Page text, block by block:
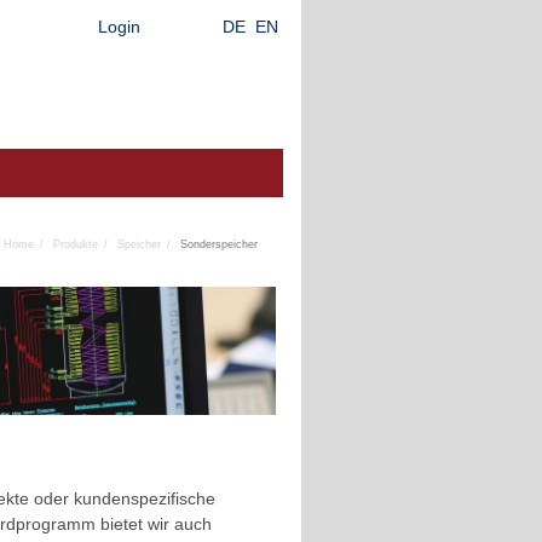
DE EN
Login
Home Produkte Speicher Sonderspeicher
oder kundenspezifische
bietet wir auch